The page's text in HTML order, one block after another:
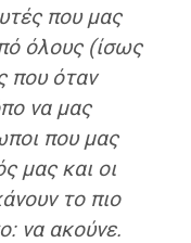
που μας
όλους (ίσως
που όταν
να μας
που μας
μας και οι
το πιο
να ακούνε.